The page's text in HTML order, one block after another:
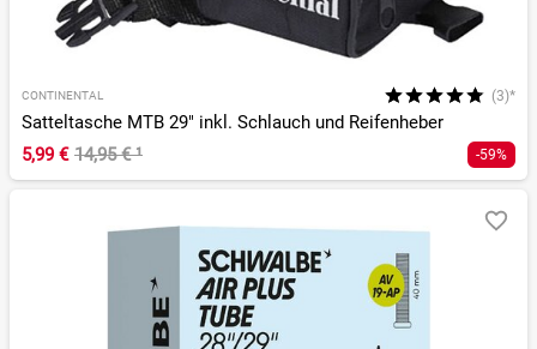
CONTINENTAL (3)*
Satteltasche MTB 29" inkl. Schlauch und Reifenheber
5,99 € 14,95 €¹ -59%